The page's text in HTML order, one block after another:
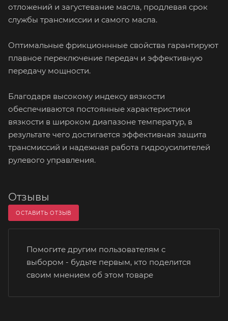
отложений и загустевание масла, продлевая срок
службы трансмиссии и самого масла.
Оптимальные фрикционнные свойства гарантируют
плавное переключение передач и эффективную
передачу мощности.
Благодаря высокому индексу вязкости
обеспечиваются постоянные характеристики
вязкости в широком диапазоне температур, в
результате чего достигается эффективная защита
трансмиссий и надежная работа гидроусилителей
рулевого управления.
Отзывы
ОСТАВИТЬ ОТЗЫВ
Помогите другим пользователям с
выбором - будьте первым, кто поделится
своим мнением об этом товаре